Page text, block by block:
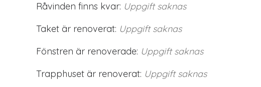
Råvinden finns kvar: Uppgift saknas
Taket är renoverat: Uppgift saknas
Fönstren är renoverade: Uppgift saknas
Trapphuset är renoverat: Uppgift saknas